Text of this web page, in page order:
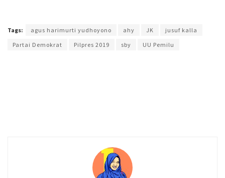
Tags: agus harimurti yudhoyono ahy JK
jusuf kalla
Partai Demokrat
Pilpres 2019 sby UU Pemilu